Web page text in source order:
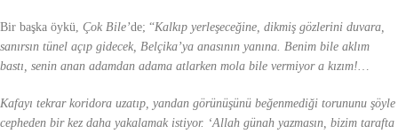
Bir başka öykü, Çok Bile’de; “Kalkıp yerleşeceğine, dikmiş gözlerini duvara,
sanırsın tünel açıp gidecek, Belçika’ya anasının yanına. Benim bile aklım
bastı, senin anan adamdan adama atlarken mola bile vermiyor a kızım!…
Kafayı tekrar koridora uzatıp, yandan görünüşünü beğenmediği torununu şöyle
cepheden bir kez daha yakalamak istiyor. ‘Allah günah yazmasın, bizim tarafta